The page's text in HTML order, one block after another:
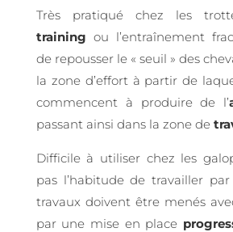
Très pratiqué chez les
training ou l’entraînement
de repousser le « seuil » des
la zone d’effort à partir de
commencent à produire de l’
passant ainsi dans la zone de
Difficile à utiliser chez les
pas l’habitude de travailler
travaux doivent être menés
par une mise en place